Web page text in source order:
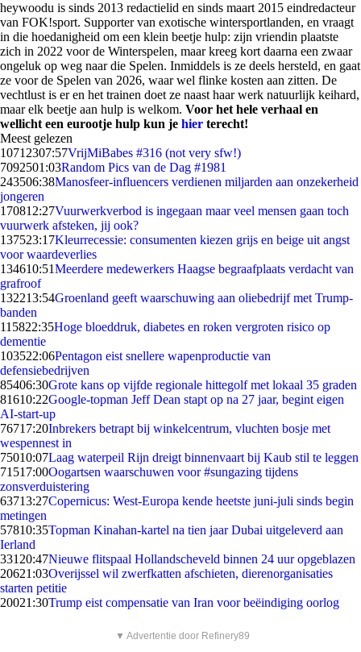
heywoodu is sinds 2013 redactielid en sinds maart 2015 eindredacteur
van FOK!sport. Supporter van exotische wintersportlanden, en vraagt
in die hoedanigheid om een klein beetje hulp: zijn vriendin plaatste
zich in 2022 voor de Winterspelen, maar kreeg kort daarna een zwaar
ongeluk op weg naar die Spelen. Inmiddels is ze deels hersteld, en gaat
ze voor de Spelen van 2026, waar wel flinke kosten aan zitten. De
vechtlust is er en het trainen doet ze naast haar werk natuurlijk keihard,
maar elk beetje aan hulp is welkom. Voor het hele verhaal en
wellicht een eurootje hulp kun je hier terecht!
Meest gelezen
10712307:57VrijMiBabes #316 (not very sfw!)
7092501:03Random Pics van de Dag #1981
243506:38Manosfeer-influencers verdienen miljarden aan onzekerheid
jongeren
170812:27Vuurwerkverbod is ingegaan maar veel mensen gaan toch
vuurwerk afsteken, jij ook?
137523:17Kleurrecessie: consumenten kiezen grijs en beige uit angst
voor waardeverlies
134610:51Meerdere medewerkers Haagse begraafplaats verdacht van
grafroof
132213:54Groenland geeft waarschuwing aan oliebedrijf met Trump-
banden
115822:35Hoge bloeddruk, diabetes en roken vergroten risico op
dementie
103522:06Pentagon eist snellere wapenproductie van
defensiebedrijven
85406:30Grote kans op vijfde regionale hittegolf met lokaal 35 graden
81610:22Google-topman Jeff Dean stapt op na 27 jaar, begint eigen
AI-start-up
76717:20Inbrekers betrapt bij winkelcentrum, vluchten bosje met
wespennest in
75010:07Laag waterpeil Rijn dreigt binnenvaart bij Kaub stil te leggen
71517:00Oogartsen waarschuwen voor #sungazing tijdens
zonsverduistering
63713:27Copernicus: West-Europa kende heetste juni-juli sinds begin
metingen
57810:35Topman Kinahan-kartel na tien jaar Dubai uitgeleverd aan
Ierland
331 20:47Nieuwe flitspaal Hollandscheveld binnen 24 uur opgeblazen
20621:03Overijssel wil zwerfkatten afschieten, dierenorganisaties
starten petitie
20021:30Trump eist compensatie van Iran voor beëindiging oorlog
▼ Advertentie door Refinery89